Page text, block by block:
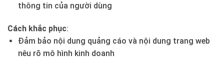
thông tin của người dùng
Cách khắc phục:
Đảm bảo nội dung quảng cáo và nội dung trang web
nêu rõ mô hình kinh doanh